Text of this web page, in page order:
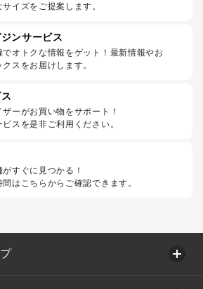
イズをご提案します。
ンサービス
でオトクな情報をゲット！最新情報やお
スをお届けします。
ーがお買い物をサポート！
スを是非ご利用ください。
すぐに見つかる！
はこちらからご確認できます。